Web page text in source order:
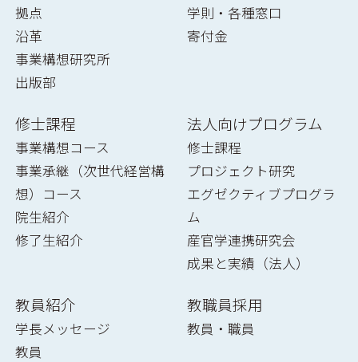
拠点
沿革
事業構想研究所
出版部
学則・各種窓口
寄付金
修士課程
事業構想コース
事業承継（次世代経営構
想）コース
院生紹介
修了生紹介
法人向けプログラム
修士課程
プロジェクト研究
エグゼクティブプログラ
ム
産官学連携研究会
成果と実績（法人）
教員紹介
学長メッセージ
教員
教職員採用
教員・職員